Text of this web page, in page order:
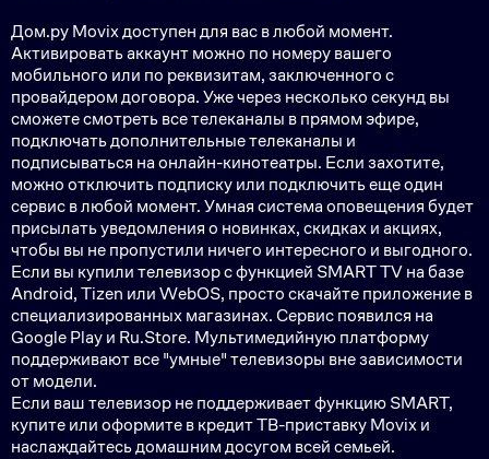
Дом.ру Movix доступен для вас в любой момент.
Активировать аккаунт можно по номеру вашего
мобильного или по реквизитам, заключенного с
провайдером договора. Уже через несколько секунд вы
сможете смотреть все телеканалы в прямом эфире,
подключать дополнительные телеканалы и
подписываться на онлайн-кинотеатры. Если захотите,
можно отключить подписку или подключить еще один
сервис в любой момент. Умная система оповещения будет
присылать уведомления о новинках, скидках и акциях,
чтобы вы не пропустили ничего интересного и выгодного.
Если вы купили телевизор с функцией SMART TV на базе
Android, Tizen или WebOS, просто скачайте приложение в
специализированных магазинах. Сервис появился на
Google Play и Ru.Store. Мультимедийную платформу
поддерживают все "умные" телевизоры вне зависимости
от модели.
Если ваш телевизор не поддерживает функцию SMART,
купите или оформите в кредит ТВ-приставку Movix и
наслаждайтесь домашним досугом всей семьей.